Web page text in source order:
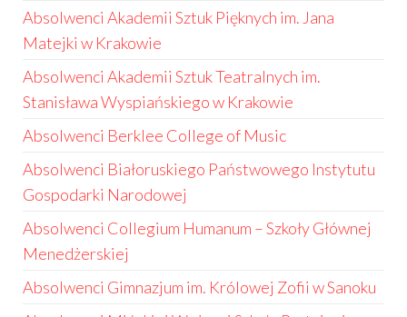
Absolwenci Akademii Sztuk Pięknych im. Jana
Matejki w Krakowie
Absolwenci Akademii Sztuk Teatralnych im.
Stanisława Wyspiańskiego w Krakowie
Absolwenci Berklee College of Music
Absolwenci Białoruskiego Państwowego Instytutu
Gospodarki Narodowej
Absolwenci Collegium Humanum – Szkoły Głównej
Menedżerskiej
Absolwenci Gimnazjum im. Królowej Zofii w Sanoku